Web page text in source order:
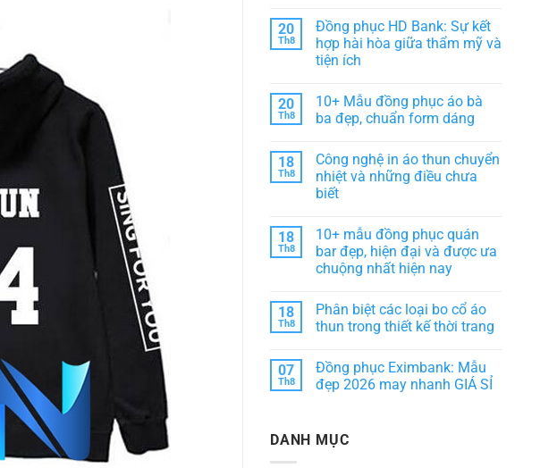
thể
hiện
sự
chuyên
nghiệp
là
gì?
Nguồn
gốc
ĐẶC
phân
loại
bình
luận
ở
Đồng
–
Giải
pháp
phong
cách
dịch
vụ
khách
20
Th8
Đồng phục HD Bank: Sự kết
hợp hài hòa giữa thẩm mỹ và
tiện ích
bình
luận
ở
HD
Bank:
Sự
kết
hòa
giữa
thẩm
mỹ
và
20
Th8
10+ Mẫu đồng phục áo bà
ba đẹp, chuẩn form dáng
bình
luận
ở
10+
phục
áo
bà
ba
đẹp,
dáng
18
Th8
Công nghệ in áo thun chuyển
nhiệt và những điều chưa
biết
bình
luận
ở
Công
áo
thun
chuyển
những
điều
chưa
18
Th8
10+ mẫu đồng phục quán
bar đẹp, hiện đại và được ưa
chuộng nhất hiện nay
bình
luận
ở
đồng
phục
quán
đại
18
Th8
Phân biệt các loại bo cổ áo
thun trong thiết kế thời trang
bình
luận
ở
loại
07
Th8
Đồng phục Eximbank: Mẫu
đẹp 2026 may nhanh GIÁ SỈ
luận
DANH MỤC